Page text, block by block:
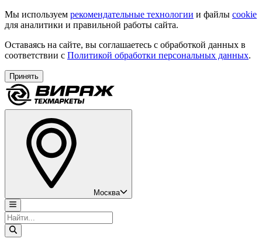
Мы используем рекомендательные технологии и файлы cookie
для аналитики и правильной работы сайта.
Оставаясь на сайте, вы соглашаетесь с обработкой данных в
соответствии с Политикой обработки персональных данных.
Принять
Москва